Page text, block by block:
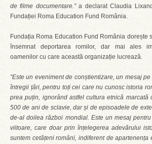
de filme documentare.”a declarat Claudia
Fundației Roma Education Fund România.
Fundația Roma Education Fund România dorește
însemnat deportarea romilor, dar mai ales
oamenilor cu care această organizație lucrează.
”Este un eveniment de conștientizare, un mesaj
întregii țări, pentru toți cei care nu cunosc istoria
prea puțin, ignorând astfel cultura etnică marcată
500 de ani de sclavie, dar și de episoadele de
de-al doilea război mondial. Este un mesaj
viitoare, care doar prin înțelegerea adevărului
suntem cetățeni români, indiferent de apartenența